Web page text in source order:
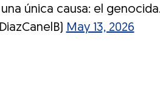
única causa: el
May 13, 2026